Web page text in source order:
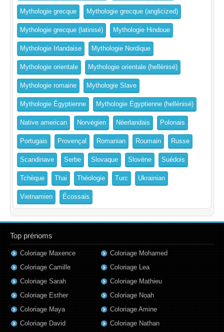
Mythologie grecque Mythologie grecque (anglicized)
Mythologie grecque (latinisé) Mythologie Hindoue
Mythologie Irlandaise Mythologie Nordique
Mythologie orientale Mythologie orientale (hellénisé)
Mythologie romaine Mythologie Slave
Mythologie Égyptienne Mythologie Égyptienne (hellénisé)
Native american Norvégien Néerlandais Polonais
Portugais Provençal Romanian Roumain Russe
Scandinave Serbe Slovaque Slovène Suédois
Tchèque Thai Théologie Turc Ukrainian
Vietnamien Écossais
Top prénoms
Coloriage Maxence
Coloriage Camille
Coloriage Sarah
Coloriage Esther
Coloriage Maya
Coloriage David
Coloriage Mohamed
Coloriage Lea
Coloriage Mathieu
Coloriage Noah
Coloriage Amine
Coloriage Nathan